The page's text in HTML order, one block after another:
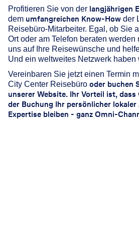
Profitieren Sie von der langjährigen
dem umfangreichen Know-How der
Reisebüro-Mitarbeiter. Egal, ob Sie
Ort oder am Telefon beraten werden
uns auf Ihre Reisewünsche und
Und ein weltweites Netzwerk haben
Vereinbaren Sie jetzt einen Termin
City Center Reisebüro oder buchen
unserer Website. Ihr Vorteil ist,
der Buchung Ihr persönlicher
Expertise bleiben - ganz Omni-